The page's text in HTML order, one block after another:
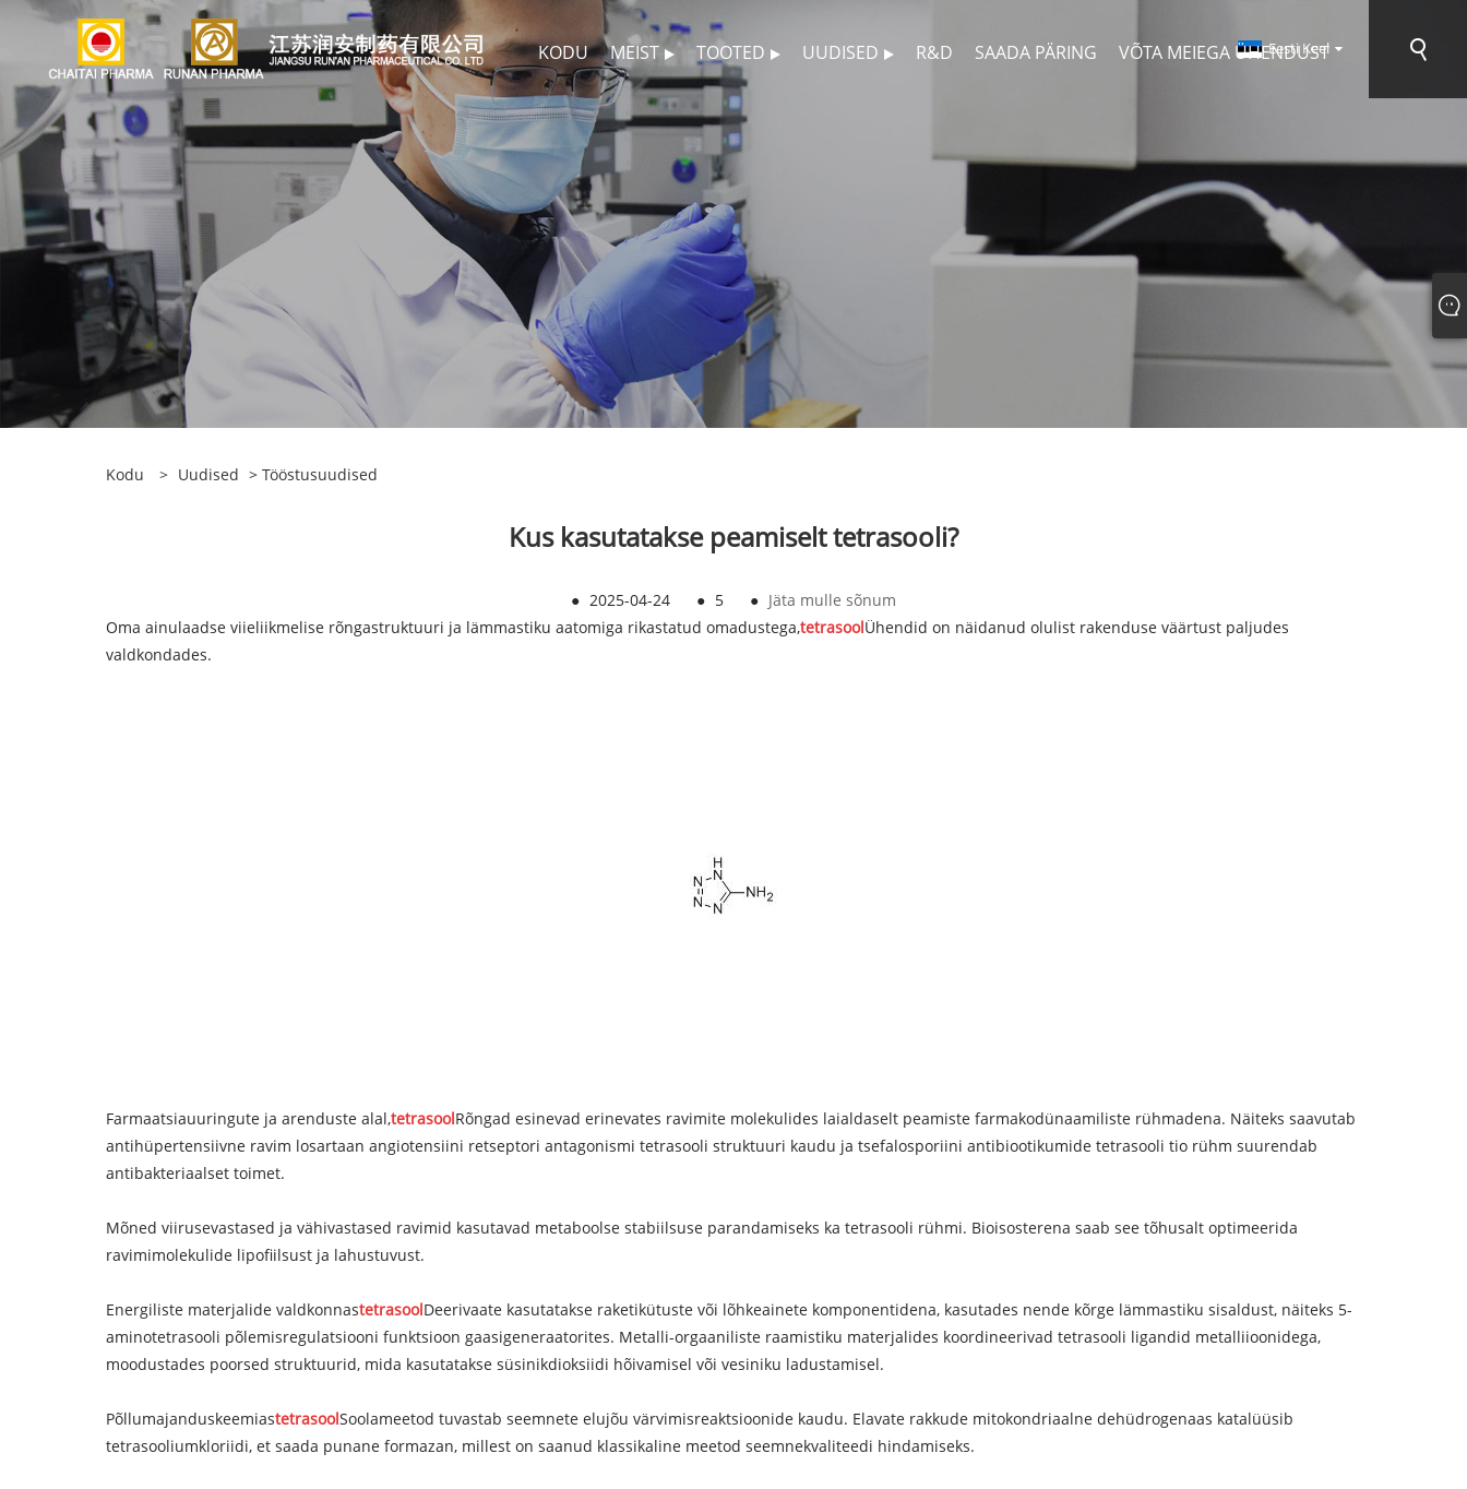
KODU MEIST TOOTED UUDISED R&D SAADA PÄRING VÕTA MEIEGA ÜHENDUST
Eesti Keel
Kodu > Uudised > Tööstusuudised
Kus kasutatakse peamiselt tetrasooli?
● 2025-04-24 ● 5 ● Jäta mulle sõnum
Oma ainulaadse viieliikmelise rõngastruktuuri ja lämmastiku aatomiga rikastatud omadustega,tetrasoolÜhendid on näidanud olulist rakenduse väärtust paljudes
valdkondades.
Farmaatsiauuringute ja arenduste alal,tetrasoolRõngad esinevad erinevates ravimite molekulides laialdaselt peamiste farmakodünaamiliste rühmadena. Näiteks saavutab
antihüpertensiivne ravim losartaan angiotensiini retseptori antagonismi tetrasooli struktuuri kaudu ja tsefalosporiini antibiootikumide tetrasooli tio rühm suurendab
antibakteriaalset toimet.
Mõned viirusevastased ja vähivastased ravimid kasutavad metaboolse stabiilsuse parandamiseks ka tetrasooli rühmi. Bioisosterena saab see tõhusalt optimeerida
ravimimolekulide lipofiilsust ja lahustuvust.
Energiliste materjalide valdkonnastetrasoolDeerivaate kasutatakse raketikütuste või lõhkeainete komponentidena, kasutades nende kõrge lämmastiku sisaldust, näiteks 5-
aminotetrasooli põlemisregulatsiooni funktsioon gaasigeneraatorites. Metalli-orgaaniliste raamistiku materjalides koordineerivad tetrasooli ligandid metalliioonidega,
moodustades poorsed struktuurid, mida kasutatakse süsinikdioksiidi hõivamisel või vesiniku ladustamisel.
PõllumajanduskeemiastetrasoolSoolameetod tuvastab seemnete elujõu värvimisreaktsioonide kaudu. Elavate rakkude mitokondriaalne dehüdrogenaas katalüüsib
tetrasooliumkloriidi, et saada punane formazan, millest on saanud klassikaline meetod seemnekvaliteedi hindamiseks.